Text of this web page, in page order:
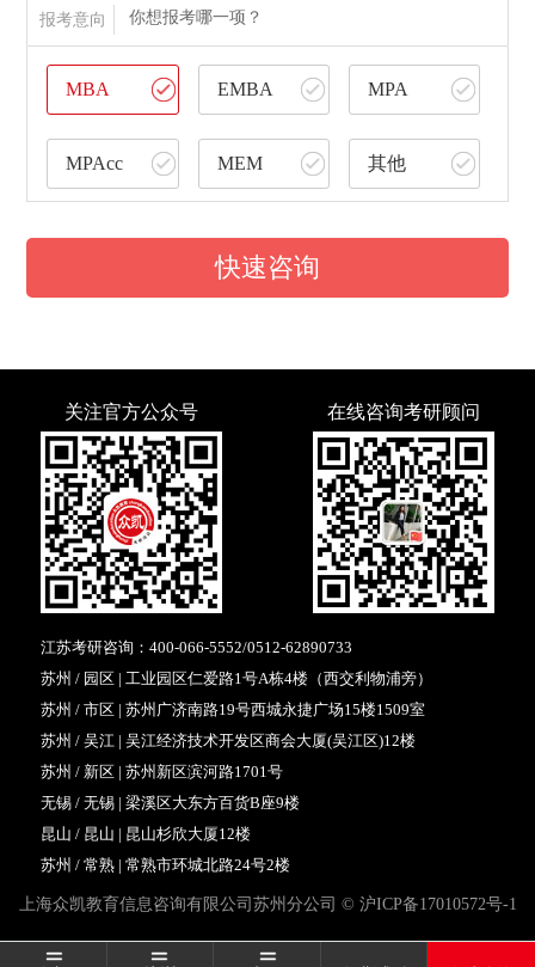
报考意向 你想报考哪一项？
MBA EMBA MPA
MPAcc MEM 其他
快速咨询
关注官方公众号 在线咨询考研顾问
江苏考研咨询： 400-066-5552/0512-62890733
苏州 / 园区 | 工业园区仁爱路1号A栋4楼（西交利物浦旁）
苏州 / 市区 | 苏州广济南路19号西城永捷广场15楼1509室
苏州 / 吴江 | 吴江经济技术开发区商会大厦(吴江区)12楼
苏州 / 新区 | 苏州新区滨河路1701号
无锡 / 无锡 | 梁溪区大东方百货B座9楼
昆山 / 昆山 | 昆山杉欣大厦12楼
苏州 / 常熟 | 常熟市环城北路24号2楼
上海众凯教育信息咨询有限公司苏州分公司 © 沪ICP备17010572号-1